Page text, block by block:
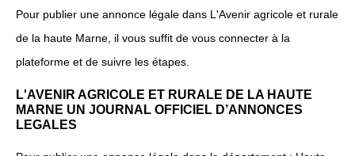
Pour publier une annonce légale dans L'Avenir agricole et rurale
de la haute Marne, il vous suffit de vous connecter à la
plateforme et de suivre les étapes.
L'AVENIR AGRICOLE ET RURALE DE LA HAUTE
MARNE UN JOURNAL OFFICIEL D’ANNONCES
LEGALES